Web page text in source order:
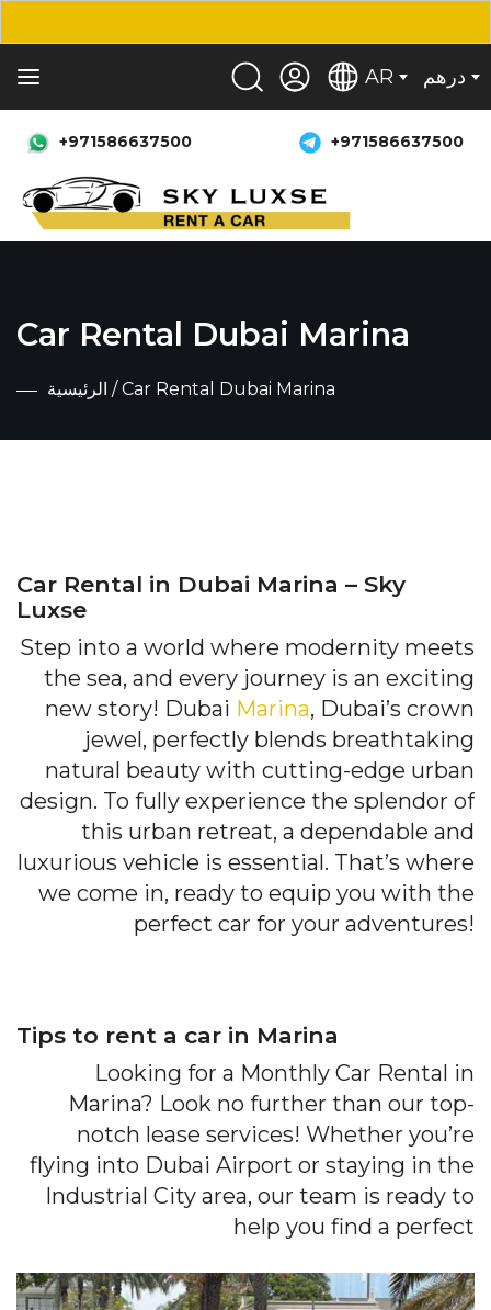
AR درهم
+971586637500 +971586637500
Car Rental Dubai Marina
الرئيسية / Car Rental Dubai Marina
Car Rental in Dubai Marina – Sky
Luxse
Step into a world where modernity meets
the sea, and every journey is an exciting
new story! Dubai Marina, Dubai’s crown
jewel, perfectly blends breathtaking
natural beauty with cutting-edge urban
design. To fully experience the splendor of
this urban retreat, a dependable and
luxurious vehicle is essential. That’s where
we come in, ready to equip you with the
perfect car for your adventures!
Tips to rent a car in Marina
Looking for a Monthly Car Rental in
Marina? Look no further than our top-
notch lease services! Whether you’re
flying into Dubai Airport or staying in the
Industrial City area, our team is ready to
help you find a perfect